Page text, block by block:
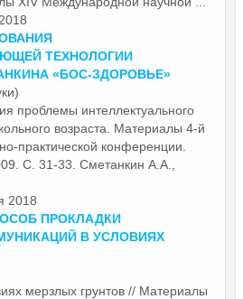
ТЕХНОЛОГИИ
«БОС-ЗДОРОВЬЕ»
проблемы интеллектуального
возраста. Материалы 4-й
практической конференции.
С. 31-33. Сметанкин А.А.,
2018
ПРОКЛАДКИ
В УСЛОВИЯХ
мерзлых грунтов // Материалы